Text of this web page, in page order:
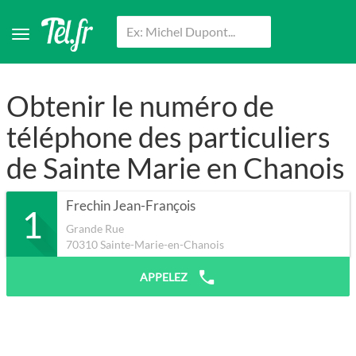
Obtenir le numéro de
téléphone des particuliers
de Sainte Marie en Chanois
1 Frechin Jean-François
Grande Rue
70310Sainte-Marie-en-Chanois
APPELEZ